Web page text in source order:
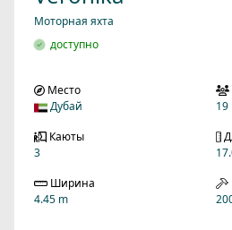
Моторная яхта
доступно
Место
Дубай
19
Каюты
3
Ширина
4.45 m